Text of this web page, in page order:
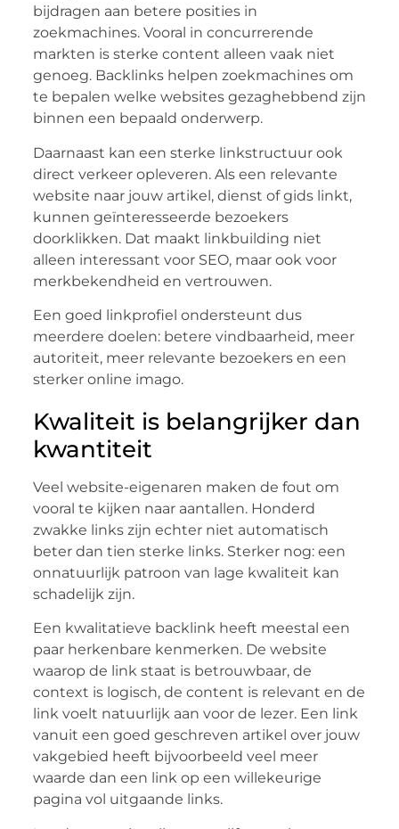
bijdragen aan betere posities in
zoekmachines. Vooral in concurrerende
markten is sterke content alleen vaak niet
genoeg. Backlinks helpen zoekmachines om
te bepalen welke websites gezaghebbend zijn
binnen een bepaald onderwerp.
Daarnaast kan een sterke linkstructuur ook
direct verkeer opleveren. Als een relevante
website naar jouw artikel, dienst of gids linkt,
kunnen geïnteresseerde bezoekers
doorklikken. Dat maakt linkbuilding niet
alleen interessant voor SEO, maar ook voor
merkbekendheid en vertrouwen.
Een goed linkprofiel ondersteunt dus
meerdere doelen: betere vindbaarheid, meer
autoriteit, meer relevante bezoekers en een
sterker online imago.
Kwaliteit is belangrijker dan
kwantiteit
Veel website-eigenaren maken de fout om
vooral te kijken naar aantallen. Honderd
zwakke links zijn echter niet automatisch
beter dan tien sterke links. Sterker nog: een
onnatuurlijk patroon van lage kwaliteit kan
schadelijk zijn.
Een kwalitatieve backlink heeft meestal een
paar herkenbare kenmerken. De website
waarop de link staat is betrouwbaar, de
context is logisch, de content is relevant en de
link voelt natuurlijk aan voor de lezer. Een link
vanuit een goed geschreven artikel over jouw
vakgebied heeft bijvoorbeeld veel meer
waarde dan een link op een willekeurige
pagina vol uitgaande links.